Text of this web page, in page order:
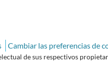
Cambiar las preferencias de
de sus respectivos